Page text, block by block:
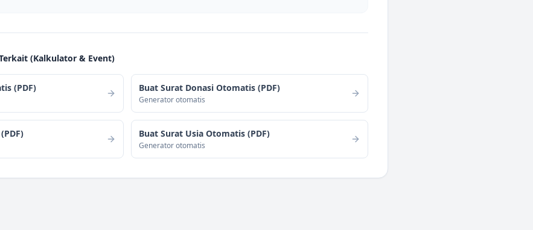
(Kalkulator & Event)
(PDF) Buat Surat Donasi Otomatis (PDF)
Generator otomatis
Buat Surat Usia Otomatis (PDF)
Generator otomatis